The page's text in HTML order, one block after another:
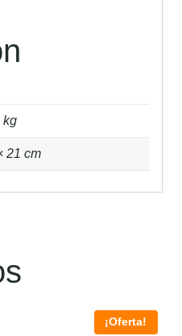
kg
21 cm
¡Oferta!